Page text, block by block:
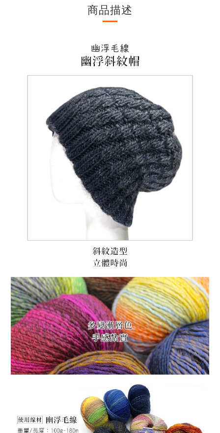
商品描述